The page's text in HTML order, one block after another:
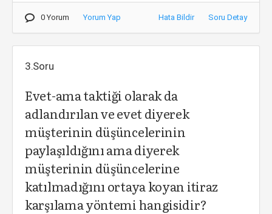
0 Yorum Yorum Yap Hata Bildir Soru Detay
3.Soru
Evet-ama taktiği olarak da
adlandırılan ve evet diyerek
müşterinin düşüncelerinin
paylaşıldığını ama diyerek
müşterinin düşüncelerine
katılmadığını ortaya koyan itiraz
karşılama yöntemi hangisidir?